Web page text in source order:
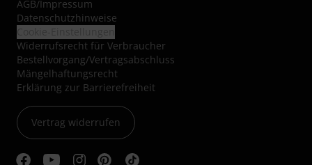
AGB/Impressum
Datenschutzhinweise
Widerrufsrecht für Verbraucher
Bestellvorgang/Vertragsabschluss
Mängelhaftungsrecht
Erklärung zur Barrierefreiheit
Vertrag widerrufen